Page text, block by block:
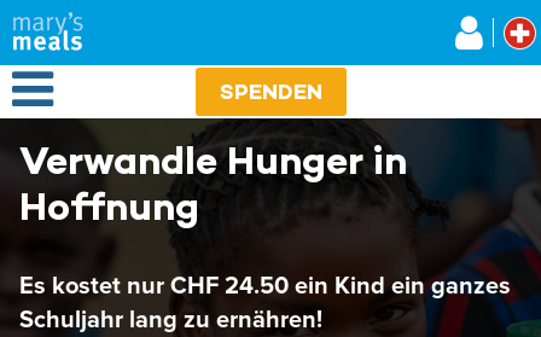
Direkt
zum
Inhalt
Open Menu SPENDEN
Verwandle Hunger in
Hoffnung
Es kostet nur CHF 24.50 ein Kind ein ganzes
Schuljahr lang zu ernähren!